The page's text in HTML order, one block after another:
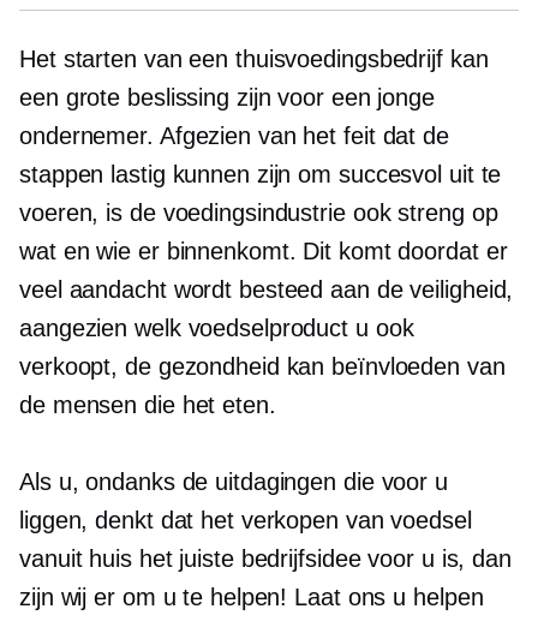
Het starten van een thuisvoedingsbedrijf kan
een grote beslissing zijn voor een jonge
ondernemer. Afgezien van het feit dat de
stappen lastig kunnen zijn om succesvol uit te
voeren, is de voedingsindustrie ook streng op
wat en wie er binnenkomt. Dit komt doordat er
veel aandacht wordt besteed aan de veiligheid,
aangezien welk voedselproduct u ook
verkoopt, de gezondheid kan beïnvloeden van
de mensen die het eten.
Als u, ondanks de uitdagingen die voor u
liggen, denkt dat het verkopen van voedsel
vanuit huis het juiste bedrijfsidee voor u is, dan
zijn wij er om u te helpen! Laat ons u helpen